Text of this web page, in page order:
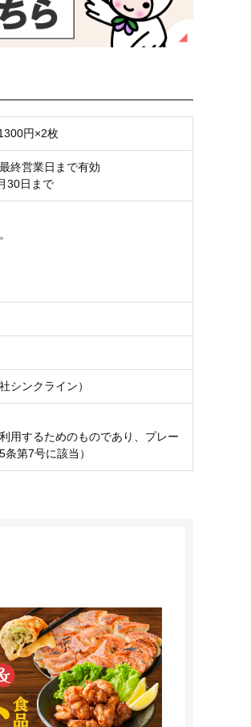
円×2枚
終営業日まで有効
30日まで
シンクライン）
用するためのものであり、プレー
第7号に該当）